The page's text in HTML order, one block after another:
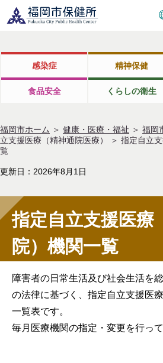
感染症 精神保健
食品安全 くらしの衛生
福岡市ホーム ＞ 健康・医療・福祉 ＞ 福岡
立支援医療（精神通院医療）
＞ 指定自立
覧
更新日：2026年8月1日
指定自立支援医療
院）機関一覧
障害者の日常生活及び社会生活を
の法律に基づく、指定自立支援医
一覧表です。
毎月医療機関の指定・変更を行って